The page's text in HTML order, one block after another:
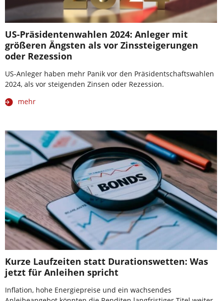
US-Präsidentenwahlen 2024: Anleger mit
größeren Ängsten als vor Zinssteigerungen
oder Rezession
US-Anleger haben mehr Panik vor den Präsidentschaftswahlen
2024, als vor steigenden Zinsen oder Rezession.
mehr
Kurze Laufzeiten statt Durationswetten: Was
jetzt für Anleihen spricht
Inflation, hohe Energiepreise und ein wachsendes